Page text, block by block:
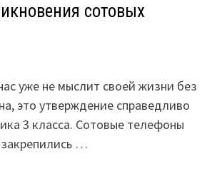
сотовых
уже не мыслит своей жизни без
это утверждение справедливо
3 класса. Сотовые телефоны
…